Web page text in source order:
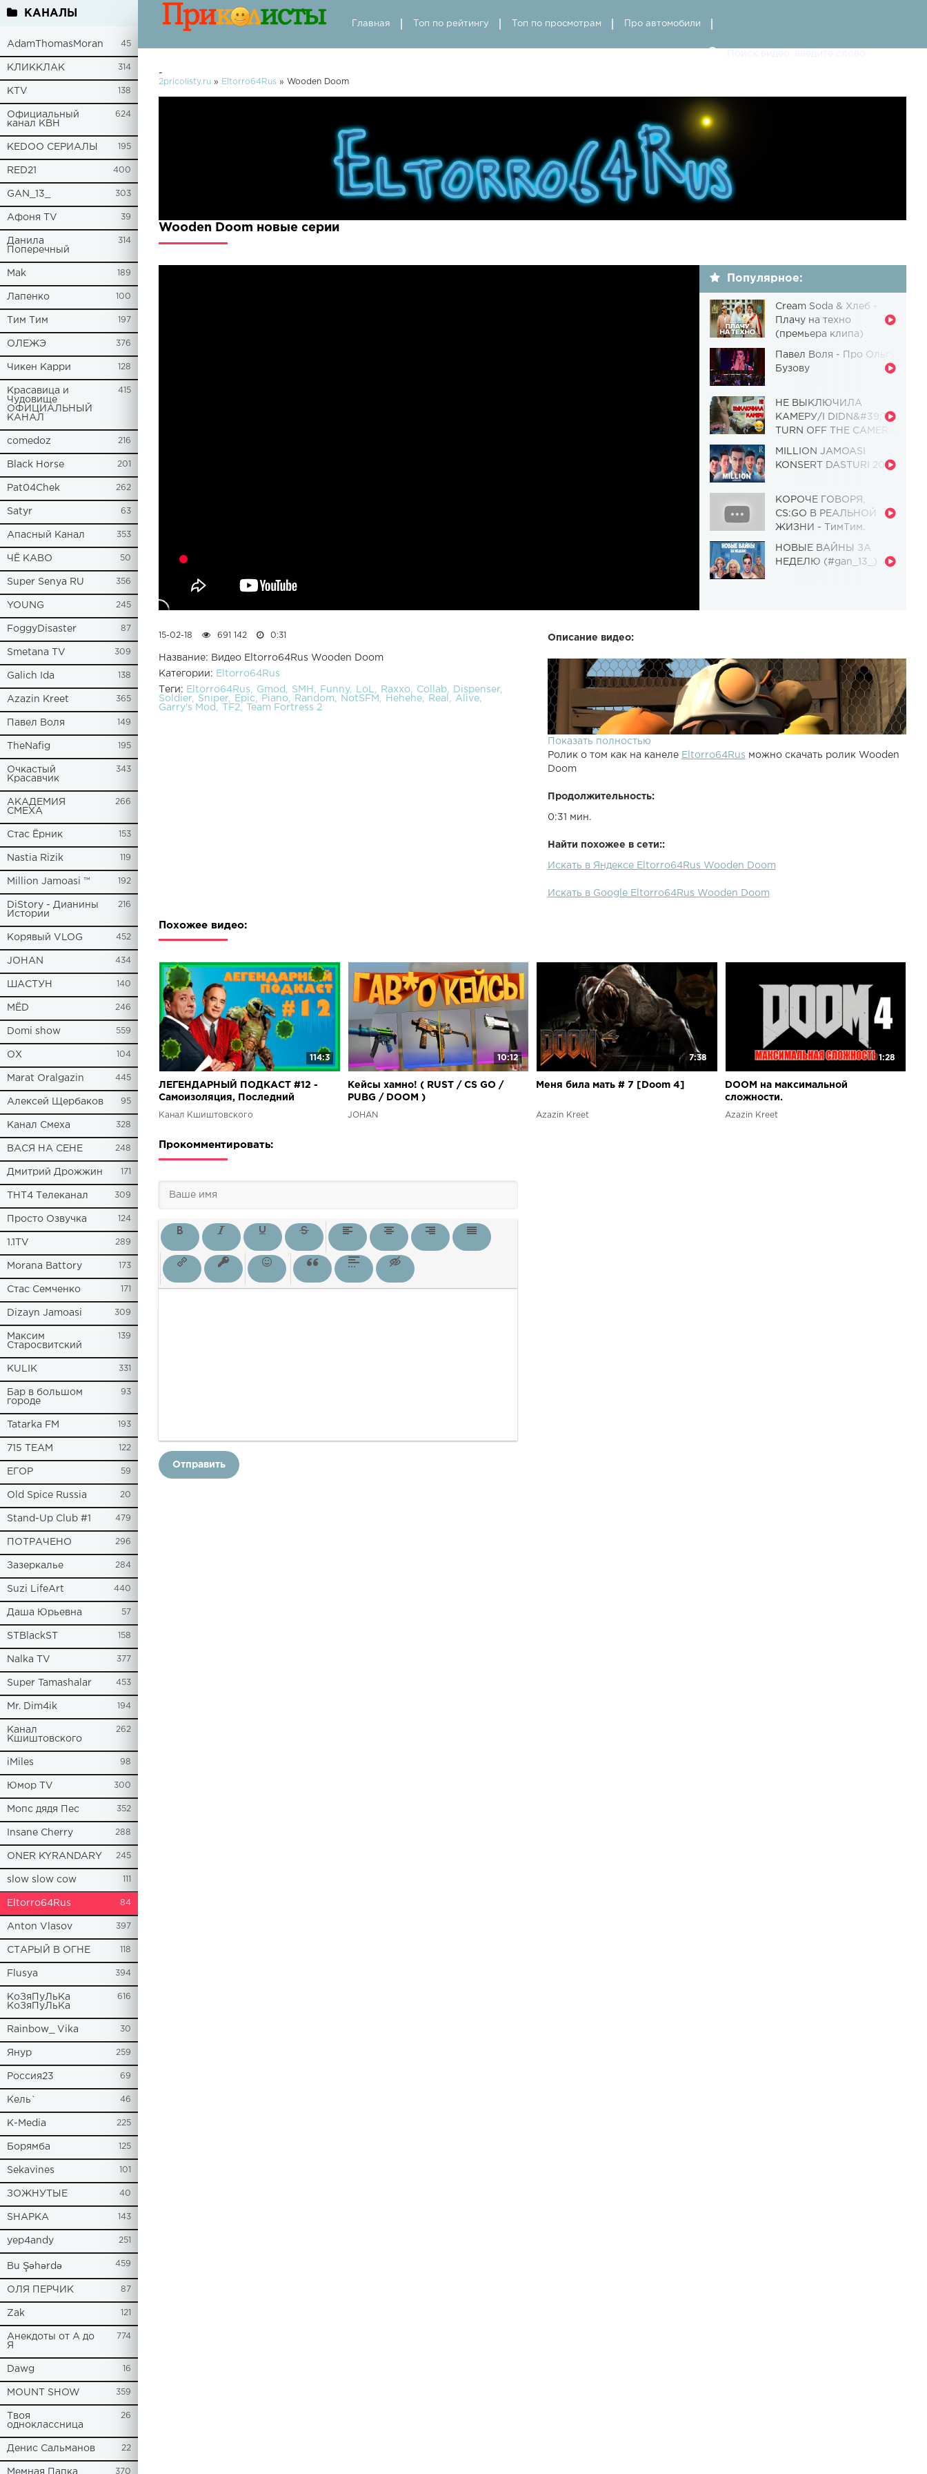
КАНАЛЫ
AdamThomasMoran 45
КЛИККЛАК 314
KTV 138
Официальный
канал КВН
624
KEDOO СЕРИАЛЫ 195
RED21 400
GAN_13_ 303
Афоня TV 39
Данила
Поперечный
314
Mak 189
Лапенко 100
Tим Тим 197
ОЛЕЖЭ 376
Чикен Карри 128
Красавица и
Чудовище
ОФИЦИАЛЬНЫЙ
КАНАЛ
415
comedoz 216
Black Horse 201
Pat04Chek 262
Satyr 63
Апасный Канал 353
ЧЁ КАВО 50
Super Senya RU 356
YOUNG 245
FoggyDisaster 87
Smetana TV 309
Galich Ida 138
Azazin Kreet 365
Павел Воля 149
TheNafig 195
Очкастый
Красавчик
343
АКАДЕМИЯ
СМЕХА
266
Стас Ёрник 153
Nastia Rizik 119
Million Jamoasi ™ 192
DiStory - Дианины
Истории
216
Корявый VLOG 452
JOHAN 434
ШАСТУН 140
МЁD 246
Domi show 559
ОХ 104
Marat Oralgazin 445
Алексей Щербаков 95
Канал Смеха 328
ВАСЯ НА СЕНЕ 248
Дмитрий Дрожжин 171
ТНТ4 Телеканал 309
Просто Озвучка 124
1.1TV 289
Morana Battory 173
Стас Семченко 171
Dizayn Jamoasi 309
Максим
Старосвитский
139
KULIK 331
Бар в большом
городе
93
Tatarka FM 193
715 TEAM 122
ЕГОР 59
Old Spice Russia 20
Stand-Up Club #1 479
ПОТРАЧЕНО 296
Зазеркалье 284
Suzi LifeArt 440
Даша Юрьевна 57
STBlackST 158
Nalka TV 377
Super Tamashalar 453
Mr. Dim4ik 194
Канал
Кшиштовского
262
iMiles 98
Юмор TV 300
Мопс дядя Пес 352
Insane Cherry 288
ONER KYRANDARY 245
slow slow cow 111
Eltorro64Rus 84
Anton Vlasov 397
СТАРЫЙ В ОГНЕ 118
Flusya 394
КоЗяПуЛьКа
КоЗяПуЛьКа
616
Rainbow_ Vika 30
Янур 259
Россия23 69
Кель` 46
К-Media 225
Борямба 125
Sekavines 101
ЗОЖНУТЫЕ 40
SHAPKA 143
yep4andy 251
Bu Şəhərdə 459
ОЛЯ ПЕРЧИК 87
Zak 121
Анекдоты от А до
Я
774
Dawg 16
MOUNT SHOW 359
Твоя
одноклассница
26
Денис Сальманов 22
Мемная Папка 370
Главная Топ по рейтингу Топ по просмотрам Про автомобили
-
2pricolisty.ru » Eltorro64Rus » Wooden Doom
Wooden Doom новые серии
Популярное:
Cream Soda & Хлеб -
Плачу на техно
(премьера клипа)
Павел Воля - Про Ольгу
Бузову
НЕ ВЫКЛЮЧИЛА
КАМЕРУ/I DIDN&#39;T
TURN OFF THE CAMERA
Чудовище] (Выпуск 110)
MILLION JAMOASI
KONSERT DASTURI 2019
КОРОЧЕ ГОВОРЯ,
CS:GO В РЕАЛЬНОЙ
ЖИЗНИ - ТимТим.
НОВЫЕ ВАЙНЫ ЗА
НЕДЕЛЮ (#gan_13_)
Описание видео:
Показать полностью
Ролик о том как на канеле Eltorro64Rus можно скачать ролик Wooden
Doom
Продолжительность:
0:31 мин.
Найти похожее в сети::
Искать в Яндексе Eltorro64Rus Wooden Doom
Искать в Google Eltorro64Rus Wooden Doom
15-02-18 691 142 0:31
Название: Видео Eltorro64Rus Wooden Doom
Категории: Eltorro64Rus
Теги: Eltorro64Rus Gmod SMH Funny LoL Raxxo Collab
Dispenser
Soldier
Sniper Epic Piano Random NotSFM Hehehe Real
Alive
Garry's Mod
TF2 Team Fortress 2
Похожее видео:
114:3
ЛЕГЕНДАРНЫЙ ПОДКАСТ #12 -
Самоизоляция, Последний
министр, Doom Eternal
Канал Кшиштовского
10:12
Кейсы хамно! ( RUST / CS GO /
PUBG / DOOM )
JOHAN
7:38
Меня била мать # 7 [Doom 4]
Azazin Kreet
1:28
DOOM на максимальной
сложности.
Azazin Kreet
Прокомментировать:
Отправить